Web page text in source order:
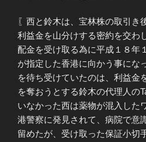
〖西と鈴木は、宝林株の取引き
利益金を山分けする密約を交わ
配金を受け取る為に平成１８年
が指定した香港に向かう事にな
を待ち受けていたのは、利益金
を奪おうとする鈴木の代理人の
いなかった西は薬物が混入した
港警察に発見されて、病院で意
留めたが、受け取った保証小切